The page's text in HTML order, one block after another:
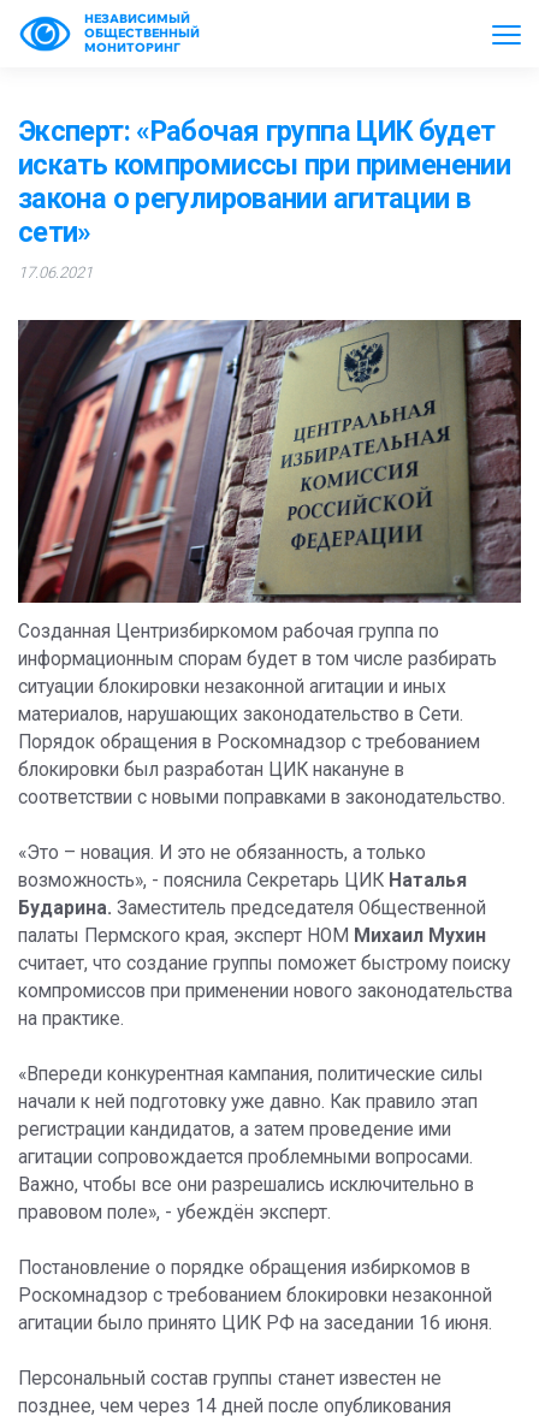
НЕЗАВИСИМЫЙ
ОБЩЕСТВЕННЫЙ
МОНИТОРИНГ
Эксперт: «Рабочая группа ЦИК будет
искать компромиссы при применении
закона о регулировании агитации в
сети»
17.06.2021
Созданная Центризбиркомом рабочая группа по
информационным спорам будет в том числе разбирать
ситуации блокировки незаконной агитации и иных
материалов, нарушающих законодательство в Сети.
Порядок обращения в Роскомнадзор с требованием
блокировки был разработан ЦИК накануне в
соответствии с новыми поправками в законодательство.
«Это – новация. И это не обязанность, а только
возможность», - пояснила Секретарь ЦИК Наталья
Бударина. Заместитель председателя Общественной
палаты Пермского края, эксперт НОМ Михаил Мухин
считает, что создание группы поможет быстрому поиску
компромиссов при применении нового законодательства
на практике.
«Впереди конкурентная кампания, политические силы
начали к ней подготовку уже давно. Как правило этап
регистрации кандидатов, а затем проведение ими
агитации сопровождается проблемными вопросами.
Важно, чтобы все они разрешались исключительно в
правовом поле», - убеждён эксперт.
Постановление о порядке обращения избиркомов в
Роскомнадзор с требованием блокировки незаконной
агитации было принято ЦИК РФ на заседании 16 июня.
Персональный состав группы станет известен не
позднее, чем через 14 дней после опубликования